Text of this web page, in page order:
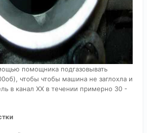
помощника подгазовывать
чтобы чтобы машина не заглохла и
в канал ХХ в течении примерно 30 -